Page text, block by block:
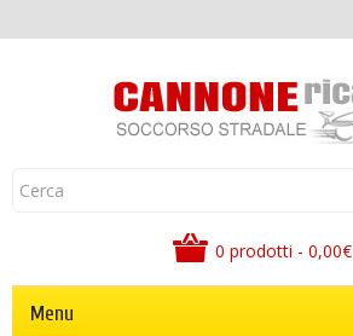
0 prodotti - 0,00€
Menu